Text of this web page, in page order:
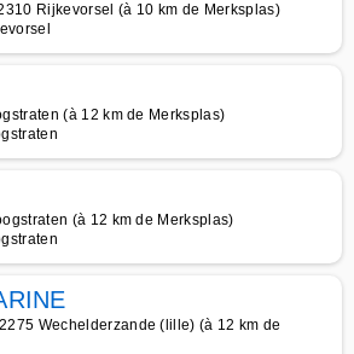
Rijkevorsel (à 10 km de Merksplas)
(à 12 km de Merksplas)
(à 12 km de Merksplas)
Wechelderzande (lille) (à 12 km de